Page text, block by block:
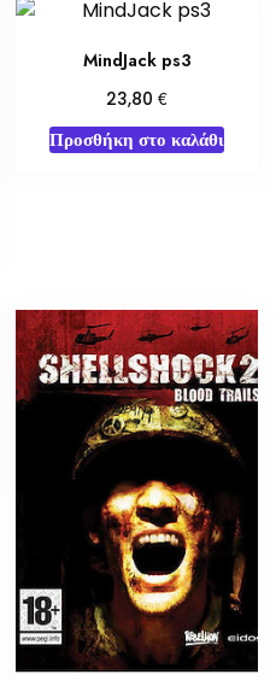
MindJack ps3
23,80€
Προσθήκη στο καλάθι